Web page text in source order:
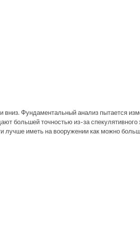
Фундаментальный анализ пытается
большей точностью из-за
иметь на вооружении как можно